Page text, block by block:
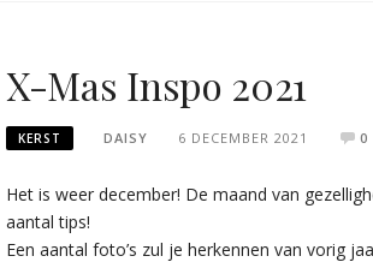
X-Mas Inspo 2021
KERST DAISY 6 DECEMBER 2021 0
Het is weer december! De maand van
aantal tips!
Een aantal foto’s zul je herkennen van vorig